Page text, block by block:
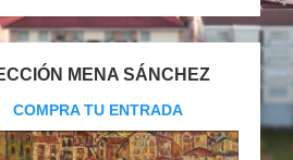
MENA SÁNCHEZ
COMPRA TU ENTRADA